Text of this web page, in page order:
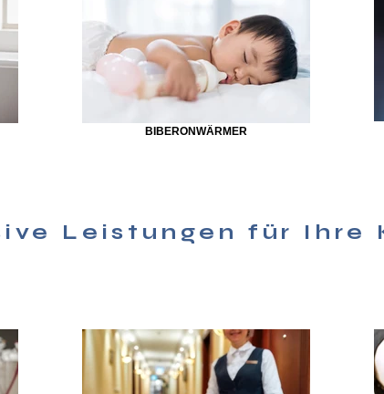
BIBERONWÄRMER
Leistungen für Ihre